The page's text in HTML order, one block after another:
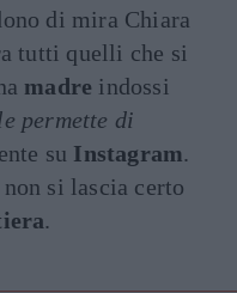
di mira Chiara
tutti quelli che si
madre indossi
permette di
su Instagram.
si lascia certo
.